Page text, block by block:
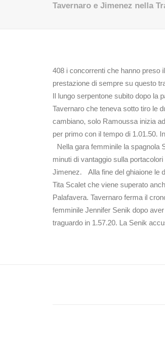
Tavernaro e Jimenez nella
408 i concorrenti che hanno preso
prestazione di sempre su questo
Il lungo serpentone subito dopo la
Tavernaro che teneva sotto tiro le
cambiano, solo Ramoussa inizia
per primo con il tempo di 1.01.50.
Nella gara femminile la spagnola
minuti di vantaggio sulla
Jimenez. Alla fine del ghiaione le
Tita Scalet che viene superato
Palafavera. Tavernaro ferma il
femminile Jennifer Senik dopo
traguardo in 1.57.20. La Senik